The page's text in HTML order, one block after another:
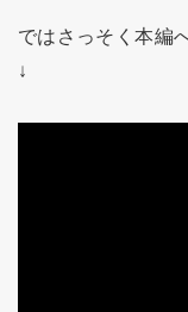
ではさっそく本編
↓